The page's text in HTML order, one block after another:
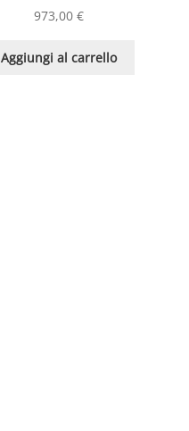
973,00€
Aggiungi al carrello